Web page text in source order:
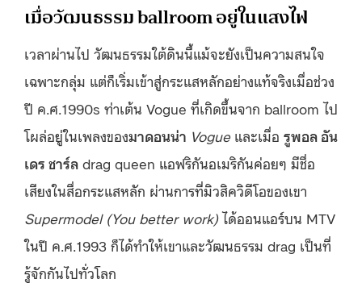
เมื่อวัฒนธรรม ballroom อยู่ในแสงไฟ
เวลาผ่านไป วัฒนธรรมใต้ดินนี้แม้จะยังเป็นความสนใจ
เฉพาะกลุ่ม แต่ก็เริ่มเข้าสู่กระแสหลักอย่างแท้จริงเมื่อช่วง
ปี ค.ศ.1990s ท่าเต้น Vogue ที่เกิดขึ้นจาก ballroom ไป
โผล่อยู่ในเพลงของมาดอนน่า Vogue และเมื่อ รูพอล อัน
เดร ชาร์ล drag queen แอฟริกันอเมริกันค่อยๆ มีชื่อ
เสียงในสื่อกระแสหลัก ผ่านการที่มิวสิควิดีโอของเขา
Supermodel (You better work)ได้ออนแอร์บน MTV
ในปี ค.ศ.1993 ก็ได้ทำให้เขาและวัฒนธรรม drag เป็นที่
รู้จักกันไปทั่วโลก